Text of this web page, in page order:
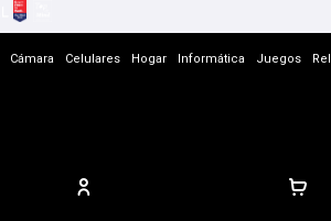
Cámara Celulares Hogar Informática Juegos